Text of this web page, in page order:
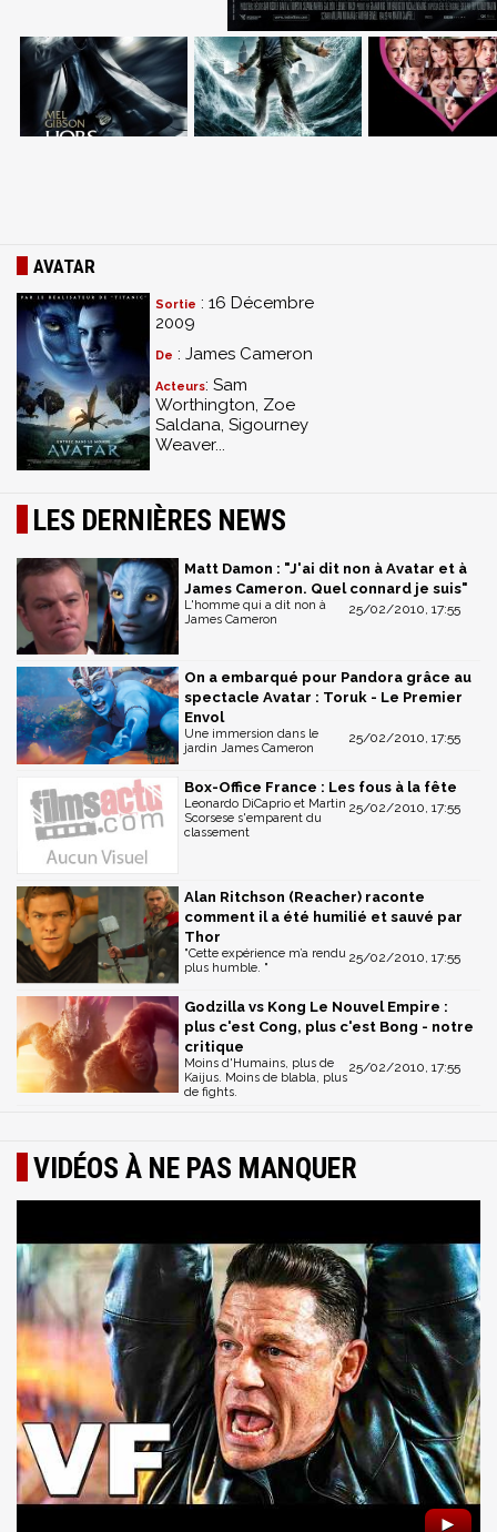
AVATAR
Sortie : 16 Décembre
2009
De : James Cameron
Acteurs: Sam
Worthington, Zoe
Saldana, Sigourney
Weaver...
LES DERNIÈRES NEWS
Matt Damon : "J'ai dit non à Avatar et à
James Cameron. Quel connard je suis"
25/02/2010, 17:55
L'homme qui a dit non à
James Cameron
On a embarqué pour Pandora grâce au
spectacle Avatar : Toruk - Le Premier
Envol
25/02/2010, 17:55
Une immersion dans le
jardin James Cameron
Box-Office France : Les fous à la fête
25/02/2010, 17:55
Leonardo DiCaprio et Martin
Scorsese s'emparent du
classement
Alan Ritchson (Reacher) raconte
comment il a été humilié et sauvé par
Thor
25/02/2010, 17:55
"Cette expérience m’a rendu
plus humble. "
Godzilla vs Kong Le Nouvel Empire :
plus c'est Cong, plus c'est Bong - notre
critique
25/02/2010, 17:55
Moins d'Humains, plus de
Kaijus. Moins de blabla, plus
de fights.
VIDÉOS À NE PAS MANQUER
►